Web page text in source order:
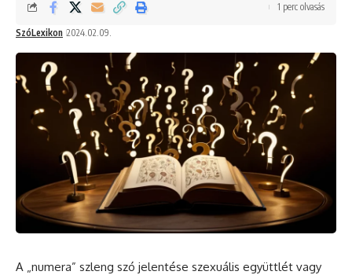
SzóLexikon 2024.02.09.
1 perc olvasás
A „numera” szleng szó jelentése szexuális együttlét vagy